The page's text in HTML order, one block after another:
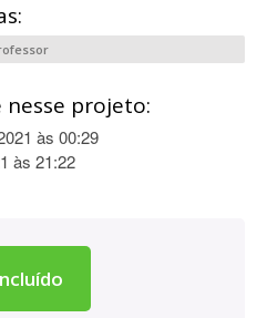
projeto:
às 00:29
às 21:22